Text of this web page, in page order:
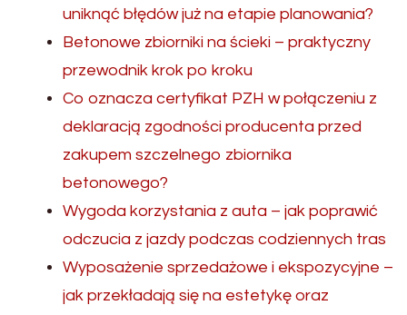
uniknąć błędów już na etapie planowania?
Betonowe zbiorniki na ścieki – praktyczny
przewodnik krok po kroku
Co oznacza certyfikat PZH w połączeniu z
deklaracją zgodności producenta przed
zakupem szczelnego zbiornika
betonowego?
Wygoda korzystania z auta – jak poprawić
odczucia z jazdy podczas codziennych tras
Wyposażenie sprzedażowe i ekspozycyjne –
jak przekładają się na estetykę oraz